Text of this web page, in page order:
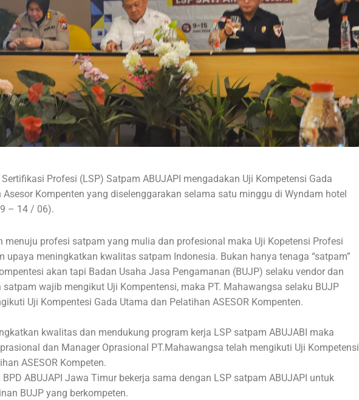
Profesi (LSP) Satpam ABUJAPI mengadakan Uji Kompetensi Gada
Kompenten yang diselenggarakan selama satu minggu di Wyndam hotel
– 14 / 06).
menuju profesi satpam yang mulia dan profesional maka Uji Kopetensi Profesi
upaya meningkatkan kwalitas satpam Indonesia. Bukan hanya tenaga “satpam”
akan tapi Badan Usaha Jasa Pengamanan (BUJP) selaku vendor dan
wajib mengikut Uji Kompentensi, maka PT. Mahawangsa selaku BUJP
Uji Kompentesi Gada Utama dan Pelatihan ASESOR Kompenten.
kwalitas dan mendukung program kerja LSP satpam ABUJABI maka
dan Manager Oprasional PT.Mahawangsa telah mengikuti Uji Kompetensi
ASESOR Kompeten.
ABUJAPI Jawa Timur bekerja sama dengan LSP satpam ABUJAPI untuk
BUJP yang berkompeten.